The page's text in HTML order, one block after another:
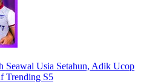
Seawal Usia Setahun, Adik Ucop
Trending S5